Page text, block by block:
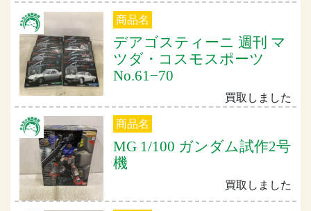
商品名
デアゴスティーニ 週刊 マ
ツダ・コスモスポーツ
No.61−70
買取しました
商品名
MG 1/100 ガンダム試作2号
機
買取しました